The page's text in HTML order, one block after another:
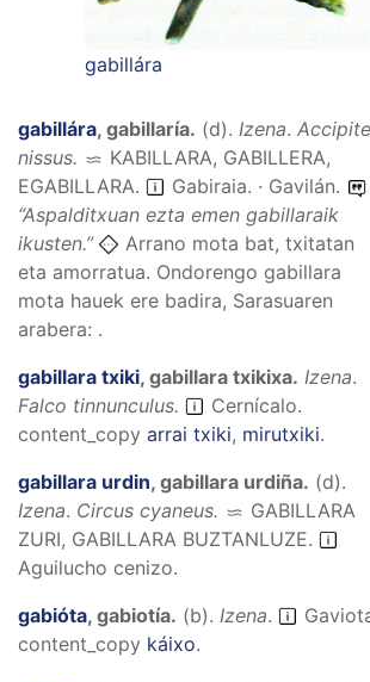
gabillára
gabillára, gabillaría. (d). Izena.
nissus.
KABILLARA, GABILLERA,
EGABILLARA.
Gabiraia. · Gavilán.
“Aspalditxuan ezta emen gabillaraik
ikusten.”
Arrano mota bat, txitatan
eta amorratua. Ondorengo gabillara
mota hauek ere badira, Sarasuaren
arabera: .
gabillara txiki, gabillara txikixa. Izena.
Falco tinnunculus.
Cernícalo.
content_copy arrai txiki, mirutxiki.
gabillara urdin, gabillara urdiña. (d).
Izena. Circus cyaneus.
GABILLARA
ZURI, GABILLARA BUZTANLUZE.
Aguilucho cenizo.
gabióta, gabiotía. (b). Izena.
content_copy káixo.